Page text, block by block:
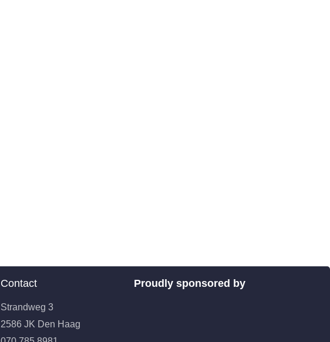
Contact
Strandweg 3
2586 JK Den Haag
Proudly sponsored by